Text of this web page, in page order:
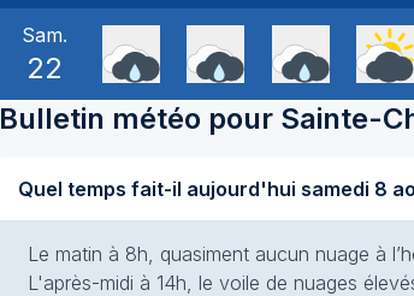
Sam.
22
Bulletin météo pour Sainte-
Quel
Le matin à 8h, quasiment aucun nuage à
L'après-midi à 14h, le voile de nuages